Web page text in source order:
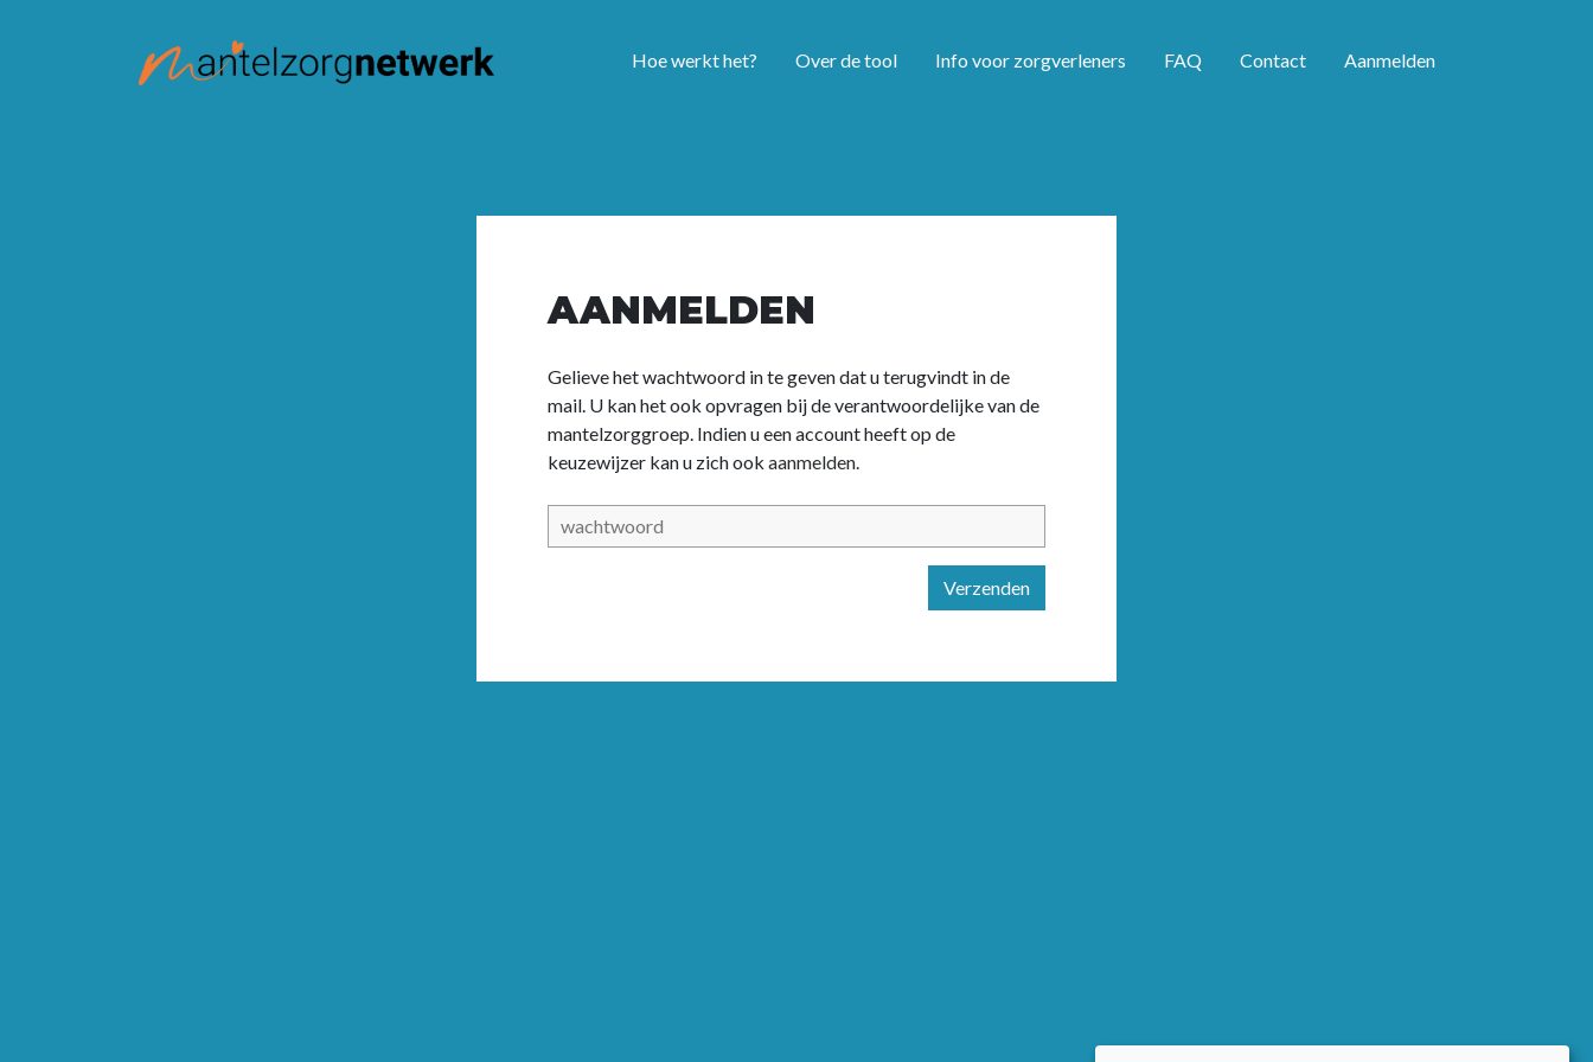
Hoe werkt het? Over de tool Info voor zorgverleners FAQ Contact Aanmelden
AANMELDEN
Gelieve het wachtwoord in te geven dat u terugvindt in de
mail. U kan het ook opvragen bij de verantwoordelijke van de
mantelzorggroep. Indien u een account heeft op de
keuzewijzer kan u zich ook aanmelden.
Verzenden